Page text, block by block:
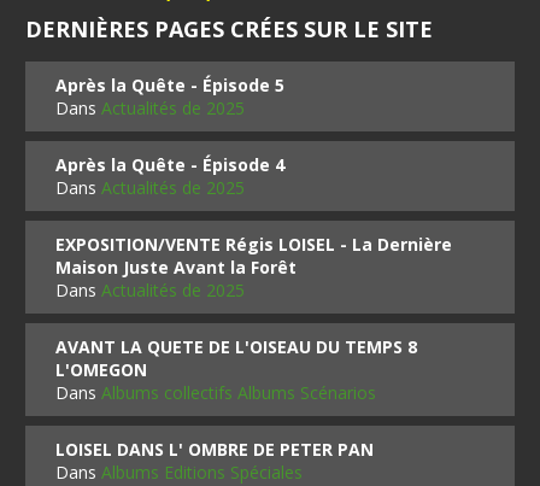
DERNIÈRES PAGES CRÉES SUR LE SITE
Après la Quête - Épisode 5
DansActualités de 2025
Après la Quête - Épisode 4
DansActualités de 2025
EXPOSITION/VENTE Régis LOISEL - La Dernière
Maison Juste Avant la Forêt
DansActualités de 2025
AVANT LA QUETE DE L'OISEAU DU TEMPS 8
L'OMEGON
DansAlbums collectifs Albums Scénarios
LOISEL DANS L' OMBRE DE PETER PAN
DansAlbums Editions Spéciales